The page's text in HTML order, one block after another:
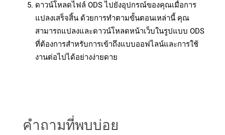
ดาวน์โหลดไฟล์ ODS ไปยังอุปกรณ์ของคุณเมื่อการ
แปลงเสร็จสิ้น ด้วยการทำตามขั้นตอนเหล่านี้ คุณ
สามารถแปลงและดาวน์โหลดหน้าเว็บในรูปแบบ ODS
ที่ต้องการสำหรับการเข้าถึงแบบออฟไลน์และการใช้
งานต่อไปได้อย่างง่ายดาย
คำถามที่พบบ่อย